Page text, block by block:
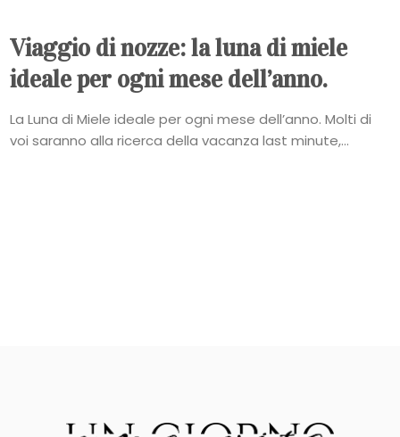
Viaggio di nozze: la luna di miele
ideale per ogni mese dell’anno.
La Luna di Miele ideale per ogni mese dell’anno. Molti di
voi saranno alla ricerca della vacanza last minute,...